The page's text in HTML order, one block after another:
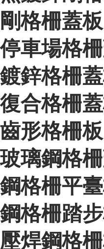
剛格柵蓋板
停車場格
鍍鋅格柵
復合格柵
齒形格柵板
玻璃鋼格
鋼格柵平
鋼格柵踏
壓焊鋼格